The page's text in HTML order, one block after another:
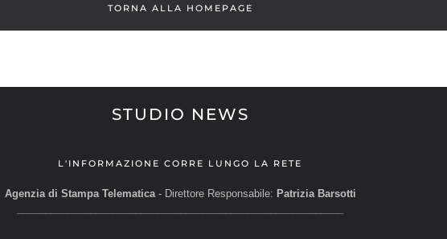
TORNA ALLA HOMEPAGE
STUDIO NEWS
L'INFORMAZIONE CORRE LUNGO LA RETE
Agenzia di Stampa Telematica- Direttore Responsabile: Patrizia Barsotti